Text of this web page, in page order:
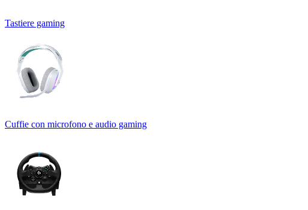
Tastiere gaming
Cuffie con microfono e audio gaming